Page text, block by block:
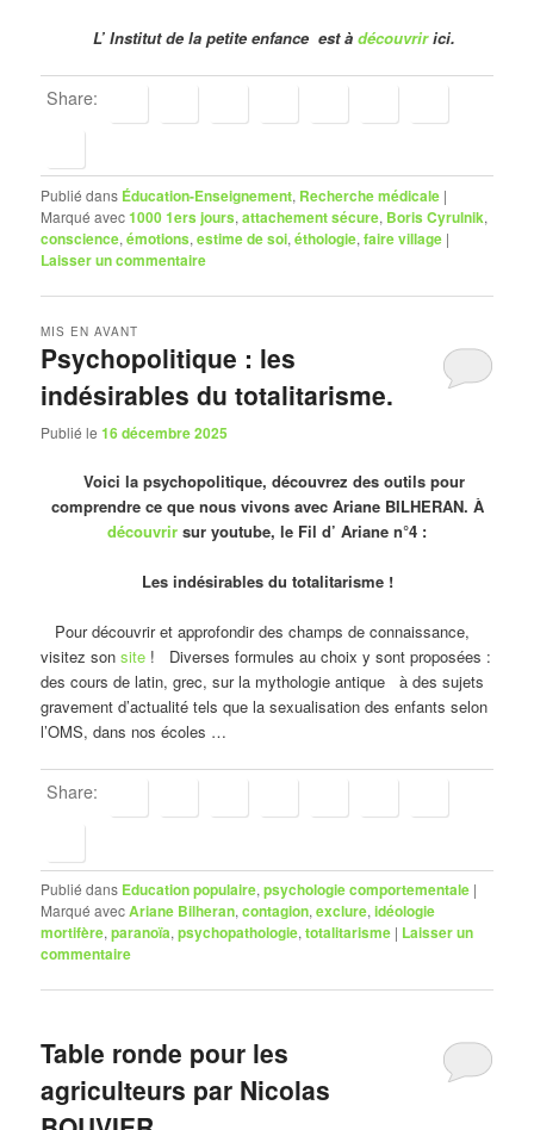
L’ Institut de la petite enfance est à découvririci.
Share:
Publié dans Éducation-Enseignement, Recherche médicale |
Marqué avec1000 1ers jours,attachement sécure, Boris Cyrulnik,
conscience,émotions,estime de soi,éthologie,faire village |
Laisser un commentaire
Psychopolitique : les
indésirables du totalitarisme.
MIS EN AVANT
Publié le16 décembre 2025
Voici la psychopolitique, découvrez des outils pour
comprendre ce que nous vivons avec Ariane BILHERAN. À
découvrir sur youtube, le Fil d’ Ariane n°4 :
Les indésirables du totalitarisme !
Pour découvrir et approfondir des champs de connaissance,
visitez son site ! Diverses formules au choix y sont proposées :
des cours de latin, grec, sur la mythologie antique à des sujets
gravement d’actualité tels que la sexualisation des enfants selon
l’OMS, dans nos écoles …
Share:
Publié dans Education populaire,psychologie comportementale |
Marqué avecAriane Bilheran,contagion,exclure,idéologie
mortifère,paranoïa,psychopathologie,totalitarisme | Laisser un
commentaire
Table ronde pour les
agriculteurs par Nicolas